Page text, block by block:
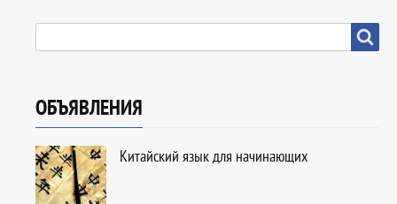
ОБЪЯВЛЕНИЯ
Китайский язык для начинающих